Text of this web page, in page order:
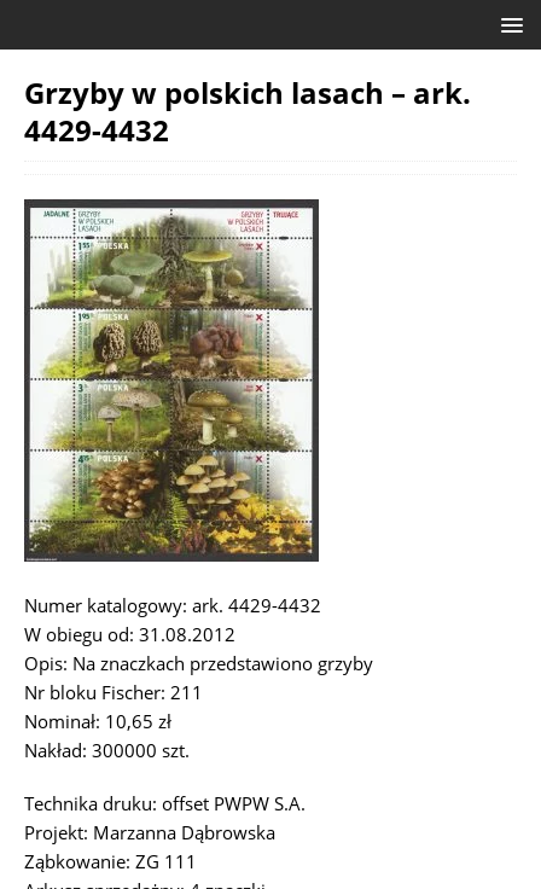
Grzyby w polskich lasach – ark.
4429-4432
Numer katalogowy: ark. 4429-4432
W obiegu od: 31.08.2012
Opis: Na znaczkach przedstawiono grzyby
Nr bloku Fischer: 211
Nominał: 10,65 zł
Nakład: 300000 szt.
Technika druku: offset PWPW S.A.
Projekt: Marzanna Dąbrowska
Ząbkowanie: ZG 111